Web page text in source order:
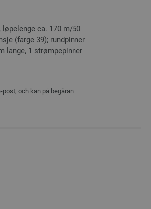
løpelenge ca. 170 m/50
(farge 39); rundpinner
lange, 1 strømpepinner
och kan på begäran